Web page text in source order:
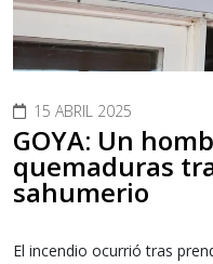
15 ABRIL 2025
GOYA: Un
quemaduras
sahumerio
El incendio ocurrió tras